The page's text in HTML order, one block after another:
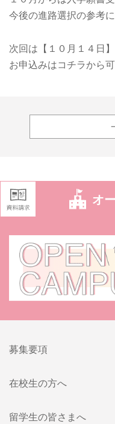
今後の進路選択の参考
次回は【１０月１４日
お申込みはコチラから
オ
募集要項
在校生の方へ
留学生の皆さまへ